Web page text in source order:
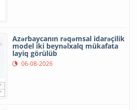
Azərbaycanın rəqəmsal idarəçilik
model iki beynəlxalq mükafata
layiq görülüb
06-08-2026